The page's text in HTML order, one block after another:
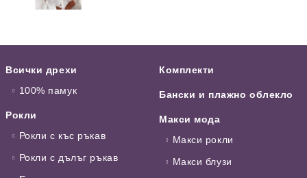
Всички дрехи
100% памук
Рокли
Рокли с къс ръкав
Рокли с дълъг ръкав
Комплекти
Бански и плажно облекло
Макси мода
Макси рокли
Макси блузи